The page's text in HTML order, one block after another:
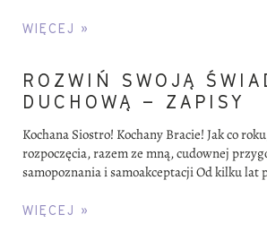
WIĘCEJ »
ROZWIŃ SWOJĄ
DUCHOWĄ – ZAPISY
Kochana Siostro! Kochany Bracie! Jak co
rozpoczęcia, razem ze mną, cudownej
samopoznania i samoakceptacji Od kilku lat
WIĘCEJ »